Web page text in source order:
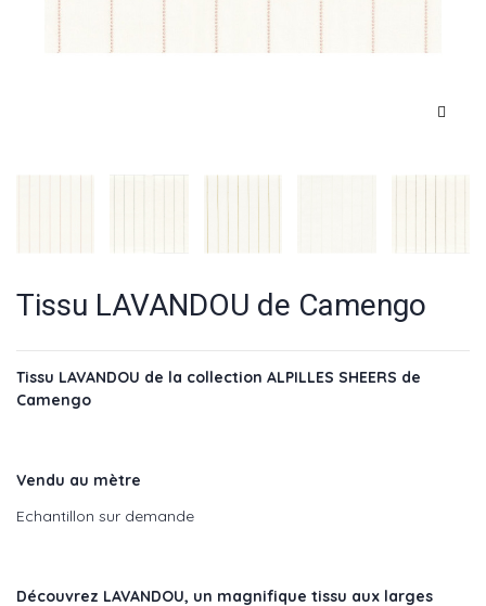
Tissu LAVANDOU de Camengo
Tissu LAVANDOU de la collection ALPILLES SHEERS de
Camengo
Vendu au mètre
Echantillon sur demande
Découvrez LAVANDOU, un magnifique tissu aux larges